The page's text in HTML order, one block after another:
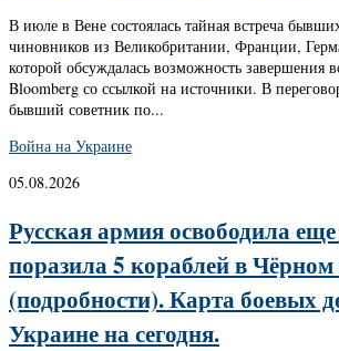
В июле в Вене состоялась тайная встреча
чиновников из Великобритании, Франции,
которой обсуждалась возможность завершения
Bloomberg со ссылкой на источники. В
бывший советник по...
Война на Украине
05.08.2026
Русская армия освободила
поразила 5 кораблей в
(подробности). Карта боевых
Украине на сегодня.